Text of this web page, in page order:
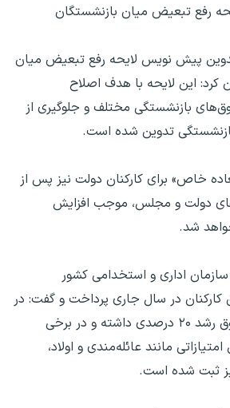
رفع تبعیض میان بازنشستگان
پیش نویس لایحه رفع تبعیض میان
کرد: این لایحه با هدف اصلاح
بازنشستگی مختلف و جلوگیری از
تدوین شده است.
خاص» برای کارکنان دولت نیز پس از
دولت و مجلس، موجب افزایش
شد.
اداری و استخدامی کشور
در سال جاری پرداخت و گفت: در
سال ۱۴۰۴ ضریب حقوق رشد ۲۰ درصدی داشته و در برخی
مانند عائله‌مندی و اولاد،